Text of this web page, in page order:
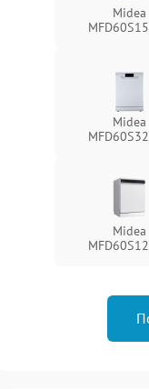
Midea
Midea
Midea